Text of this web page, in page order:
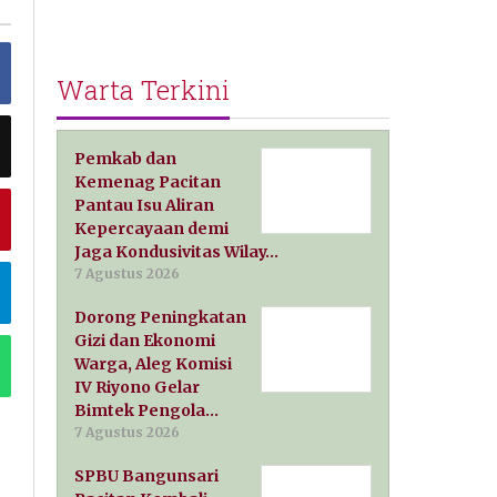
Warta Terkini
Pemkab dan
Kemenag Pacitan
Pantau Isu Aliran
Kepercayaan demi
Jaga Kondusivitas Wilay…
7 Agustus 2026
Dorong Peningkatan
Gizi dan Ekonomi
Warga, Aleg Komisi
IV Riyono Gelar
Bimtek Pengola…
7 Agustus 2026
SPBU Bangunsari